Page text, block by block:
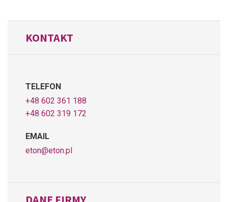
KONTAKT
TELEFON
+48 602 361 188
+48 602 319 172
EMAIL
eton@eton.pl